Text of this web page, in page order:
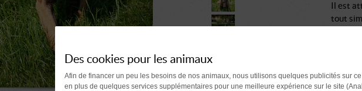
Il est
tout
Le
prête
Des cookies pour les animaux
Afin de financer un peu les besoins de nos animaux, nous utilisons quelques publicités sur
en plus de quelques services supplémentaires pour une meilleure expérience sur le site